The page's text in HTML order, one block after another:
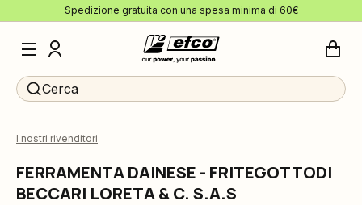
Spedizione gratuita con una spesa minima di 60€
Cerca
I nostri rivenditori
FERRAMENTA DAINESE - FRITEGOTTODI
BECCARI LORETA & C. S.A.S